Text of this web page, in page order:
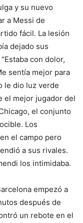
y su nuevo
a Messi de
fácil. La lesión
dejado sus
con dolor,
sentía mejor para
le dio luz verde
el mejor jugador del
el conjunto
Los
el campo pero
a sus rivales.
los intimidaba.
empezó a
después de
un rebote en el